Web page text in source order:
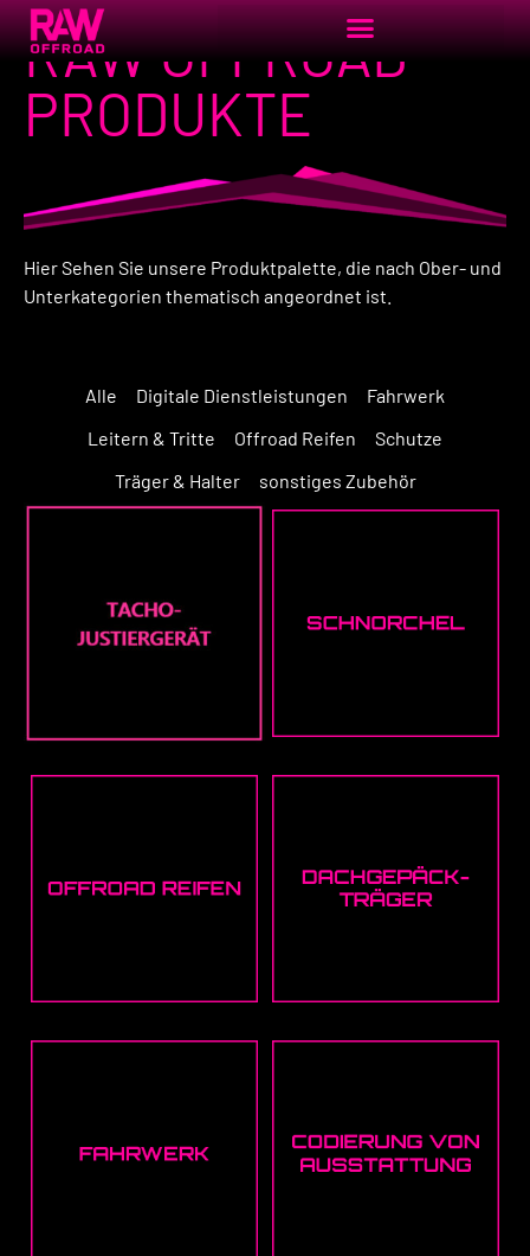
RAW OFFROAD
PRODUKTE
Hier Sehen Sie unsere Produktpalette, die nach Ober- und
Unterkategorien thematisch angeordnet ist.
Alle Digitale Dienstleistungen
Fahrwerk
Leitern & Tritte
Offroad Reifen
Schutze
Träger & Halter
sonstiges Zubehör